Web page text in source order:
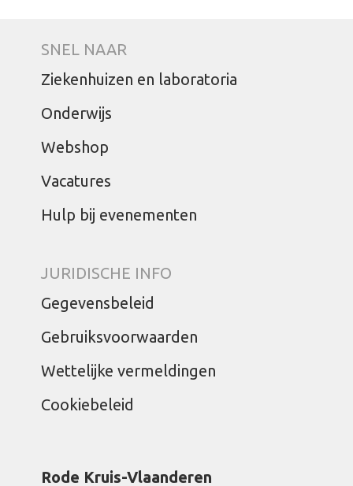
SNEL NAAR
Ziekenhuizen en laboratoria
Onderwijs
Webshop
Vacatures
Hulp bij evenementen
JURIDISCHE INFO
Gegevensbeleid
Gebruiksvoorwaarden
Wettelijke vermeldingen
Cookiebeleid
Rode Kruis-Vlaanderen